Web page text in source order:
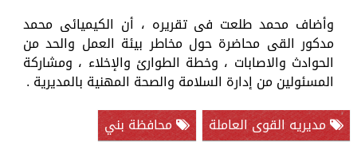
وأضاف محمد طلعت فى تقريره ، أن الكيميائى محمد
مدكور القى محاضرة حول مخاطر بيئة العمل والحد من
الحوادث والاصابات ، وخطة الطوارئ والإخلاء ، ومشاركة
المسئولين من إدارة السلامة والصحة المهنية بالمديرية .
مديريه القوى العاملة
محافظة بني